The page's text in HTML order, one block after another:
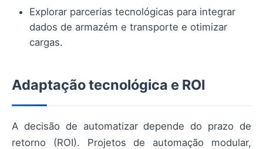
Explorar parcerias tecnológicas para integrar
dados de armazém e transporte e otimizar
cargas.
Adaptação tecnológica e ROI
A decisão de automatizar depende do prazo de
retorno (ROI). Projetos de automação modular,